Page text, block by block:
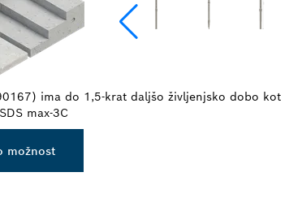
ima do 1,5-krat daljšo življenjsko dobo kot
max-3C
možnost